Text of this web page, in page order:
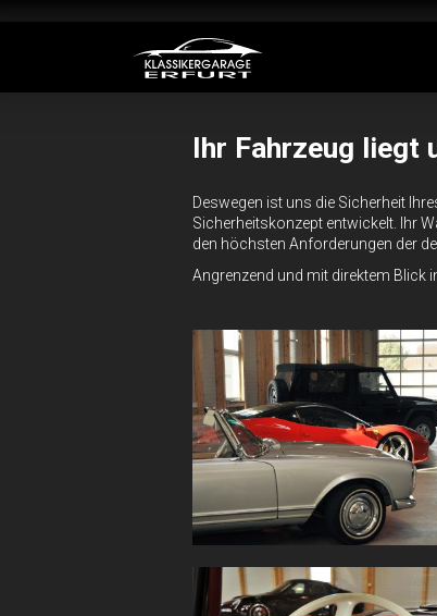
Ihr Fahrzeug liegt
Deswegen ist uns die Sicherheit
Sicherheitskonzept entwickelt. Ihr
den höchsten Anforderungen der
Angrenzend und mit direktem Blick